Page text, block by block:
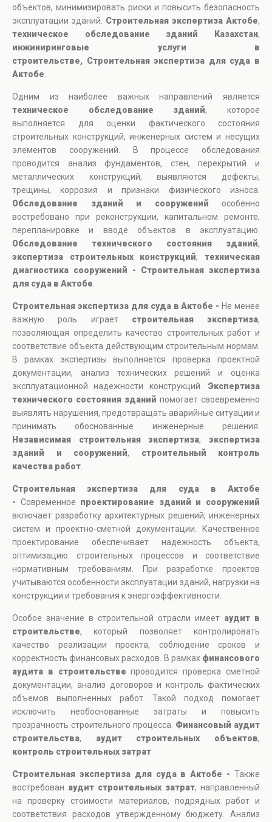
объектов, минимизировать риски и повысить безопасность
эксплуатации зданий. Строительная экспертиза Актобе,
техническое обследование зданий Казахстан,
инжиниринговые услуги в
строительстве, Строительная экспертиза для суда в
Актобе
Одним из наиболее важных направлений является
техническое обследование зданий, которое
выполняется для оценки фактического состояния
строительных конструкций, инженерных систем и несущих
элементов сооружений. В процессе обследования
проводится анализ фундаментов, стен, перекрытий и
металлических конструкций, выявляются дефекты,
трещины, коррозия и признаки физического износа.
Обследование зданий и сооружений особенно
востребовано при реконструкции, капитальном ремонте,
перепланировке и вводе объектов в эксплуатацию.
Обследование технического состояния зданий,
экспертиза строительных конструкций,техническая
диагностика сооружений - Строительная экспертиза
для суда в Актобе
Строительная экспертиза для суда в Актобе - Не менее
важную роль играет строительная экспертиза,
позволяющая определить качество строительных работ и
соответствие объекта действующим строительным нормам.
В рамках экспертизы выполняется проверка проектной
документации, анализ технических решений и оценка
эксплуатационной надежности конструкций. Экспертиза
технического состояния зданий помогает своевременно
выявлять нарушения, предотвращать аварийные ситуации и
принимать обоснованные инженерные решения.
Независимая строительная экспертиза,экспертиза
зданий и сооружений, строительный контроль
качества работ
Строительная экспертиза для суда в Актобе
- Современное проектирование зданий и сооружений
включает разработку архитектурных решений, инженерных
систем и проектно-сметной документации. Качественное
проектирование обеспечивает надежность объекта,
оптимизацию строительных процессов и соответствие
нормативным требованиям. При разработке проектов
учитываются особенности эксплуатации зданий, нагрузки на
конструкции и требования к энергоэффективности.
Особое значение в строительной отрасли имеет аудит в
строительстве, который позволяет контролировать
качество реализации проекта, соблюдение сроков и
корректность финансовых расходов. В рамках финансового
аудита в строительстве проводится проверка сметной
документации, анализ договоров и контроль фактических
объемов выполненных работ. Такой подход помогает
исключить необоснованные затраты и повысить
прозрачность строительного процесса. Финансовый аудит
строительства, аудит строительных объектов,
контроль строительных затрат
Строительная экспертиза для суда в Актобе - Также
востребован аудит строительных затрат, направленный
на проверку стоимости материалов, подрядных работ и
соответствия расходов утвержденному бюджету. Анализ